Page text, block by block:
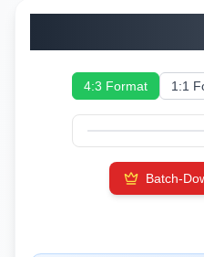
4:3 Format 1:1
Batch-